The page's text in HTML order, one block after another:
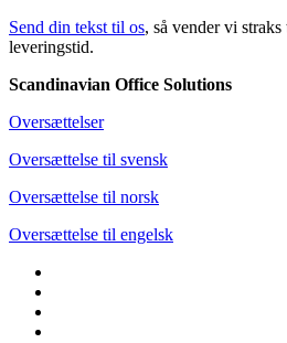
Send din tekst til os, så vender vi
leveringstid.
Scandinavian Office Solutions
Oversættelser
Oversættelse til svensk
Oversættelse til norsk
Oversættelse til engelsk